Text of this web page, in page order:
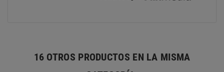
16 OTROS PRODUCTOS EN LA MISMA